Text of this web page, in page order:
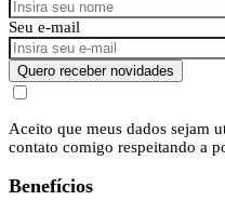
Seu e-mail
Quero receber novidades
Aceito que meus dados sejam
contato comigo respeitando a
Benefícios